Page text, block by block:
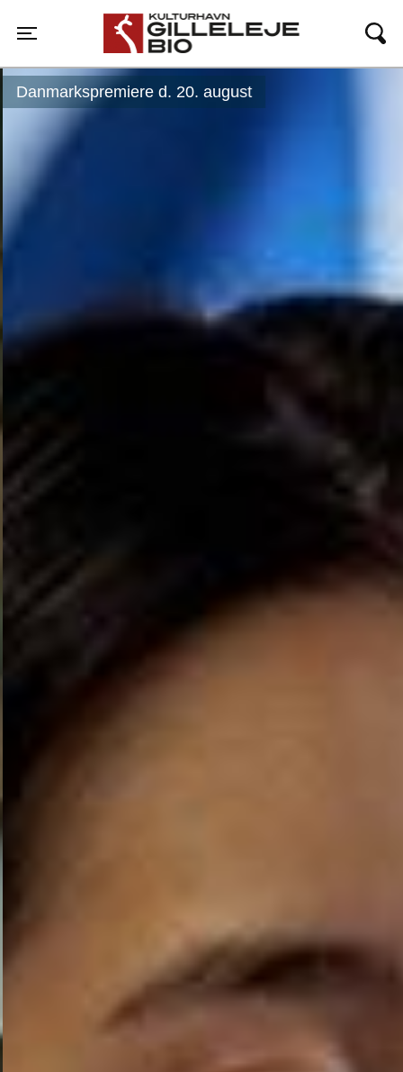
Toggle navigation
Gilleleje Bio
Danmarkspremiere d. 20. august